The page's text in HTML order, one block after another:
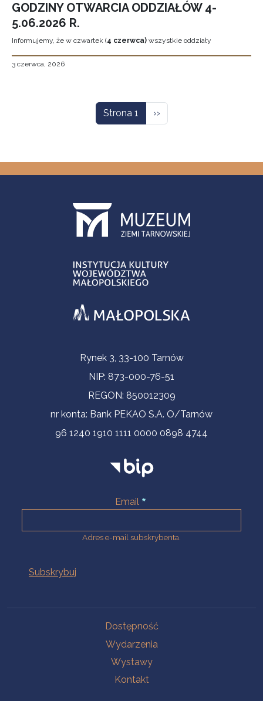
GODZINY OTWARCIA ODDZIAŁÓW 4-
5.06.2026 R.
Informujemy, że w czwartek (4 czerwca) wszystkie oddziały
3 czerwca, 2026
Strona 1 Następna strona
››
Informacje kontaktoweRynek 3, 33-100 Tarnów
NIP: 873-000-76-51
REGON: 850012309
nr konta: Bank PEKAO S.A. O/Tarnów
96 1240 1910 1111 0000 0898 4744
Email
Adres e-mail subskrybenta.
Dostępność
Wydarzenia
Wystawy
Kontakt